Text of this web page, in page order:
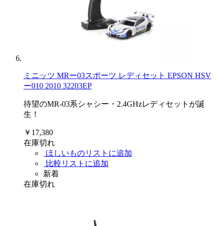
ミニッツ MRー03スポーツ レディセット EPSON HSV
ー010 2010 32203EP
待望のMR-03系シャシー・2.4GHzレディセットが誕
生！
￥17,380
在庫切れ
ほしいものリストに追加
比較リストに追加
新着
在庫切れ